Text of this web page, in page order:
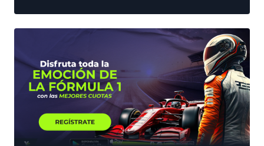
Oscar Piastri y Lando Norris, con Max
Verstappen y su Red Bull muy atento.
Fernando Alonso y Carlos Sainz
esperarán su oportunidad de dar la
sorpresa